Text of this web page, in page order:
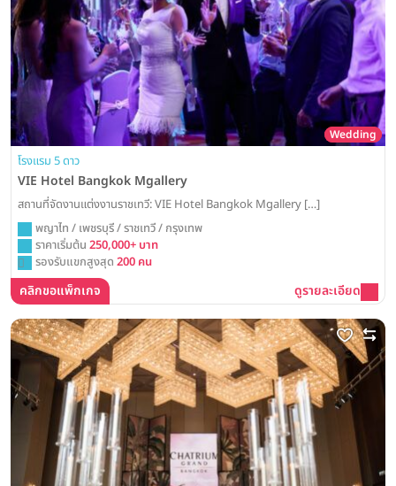
Wedding
โรงแรม 5 ดาว
VIE Hotel Bangkok Mgallery
สถานที่จัดงานแต่งงานราชเทวี: VIE Hotel Bangkok Mgallery […]
พญาไท / เพชรบุรี / ราชเทวี / กรุงเทพ
ราคาเริ่มต้น 250,000+ บาท
รองรับแขกสูงสุด 200 คน
คลิกขอแพ็กเกจ ดูรายละเอียด